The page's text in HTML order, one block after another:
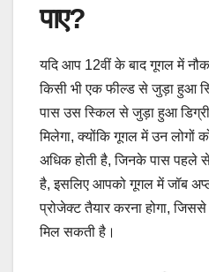
पाए?
यदि आप 12वीं के बाद गूगल में
किसी भी एक फील्ड से जुड़ा हुआ
पास उस स्किल से जुड़ा हुआ
मिलेगा, क्योंकि गूगल में उन लोगों
अधिक होती है, जिनके पास पहले
है, इसलिए आपको गूगल में जॉब
प्रोजेक्ट तैयार करना होगा,
मिल सकती है।